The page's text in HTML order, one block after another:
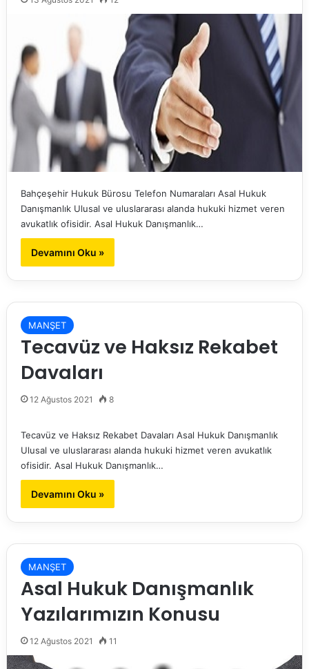
Bahçeşehir Hukuk Bürosu Telefon Numaraları Asal Hukuk
Danışmanlık Ulusal ve uluslararası alanda hukuki hizmet veren
avukatlık ofisidir. Asal Hukuk Danışmanlık…
Devamını Oku »
MANŞET
Tecavüz ve Haksız Rekabet
Davaları
12 Ağustos 2021 8
Tecavüz ve Haksız Rekabet Davaları Asal Hukuk Danışmanlık
Ulusal ve uluslararası alanda hukuki hizmet veren avukatlık
ofisidir. Asal Hukuk Danışmanlık…
Devamını Oku »
MANŞET
Asal Hukuk Danışmanlık
Yazılarımızın Konusu
12 Ağustos 2021 11